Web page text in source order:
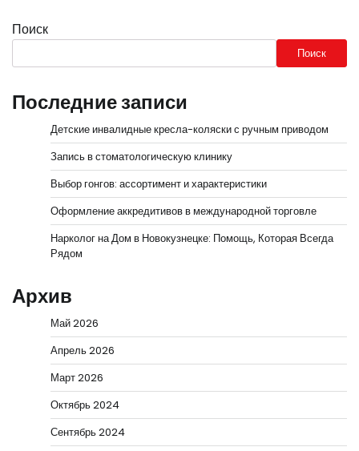
Поиск
Поиск
Последние записи
Детские инвалидные кресла-коляски с ручным приводом
Запись в стоматологическую клинику
Выбор гонгов: ассортимент и характеристики
Оформление аккредитивов в международной торговле
Нарколог на Дом в Новокузнецке: Помощь, Которая Всегда
Рядом
Архив
Май 2026
Апрель 2026
Март 2026
Октябрь 2024
Сентябрь 2024